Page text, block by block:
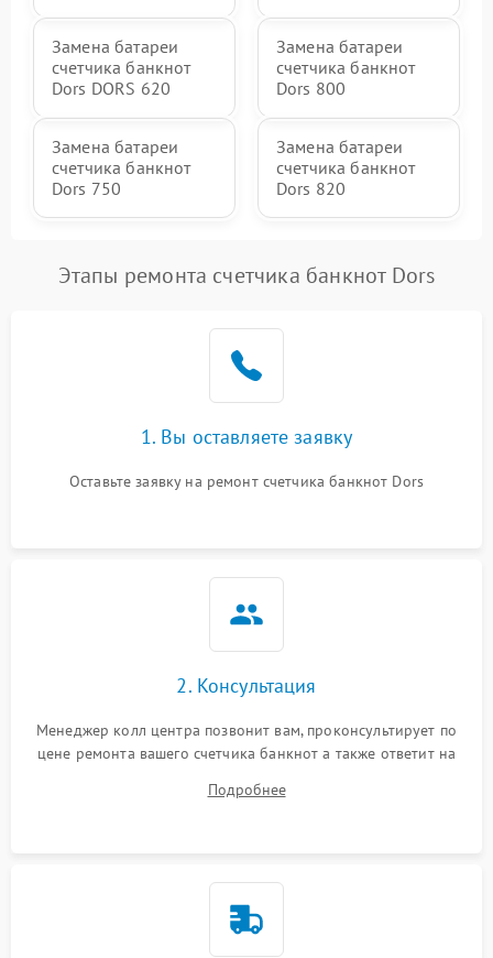
Замена батареи
счетчика банкнот
Dors DORS 620
Замена батареи
счетчика банкнот
Dors 800
Замена батареи
счетчика банкнот
Dors 750
Замена батареи
счетчика банкнот
Dors 820
Этапы ремонта счетчика банкнот Dors
1. Вы оставляете заявку
Оставьте заявку на ремонт счетчика банкнот Dors
2. Консультация
Менеджер колл центра позвонит вам, проконсультирует по
цене ремонта вашего счетчика банкнот а также ответит на
Подробнее